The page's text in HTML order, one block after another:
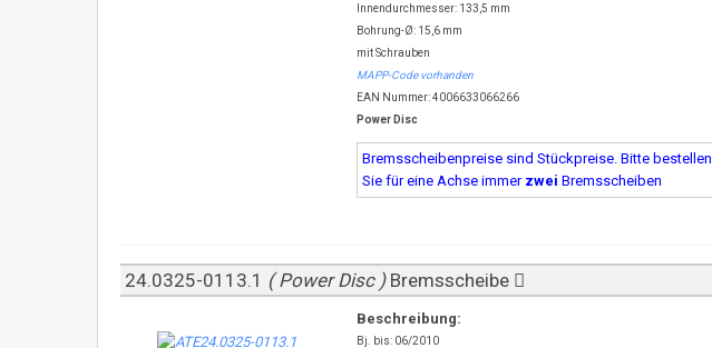
Innendurchmesser: 133,5 mm
Bohrung-Ø: 15,6 mm
mit Schrauben
MAPP-Code vorhanden
EAN Nummer: 4006633066266
Power Disc
Bremsscheibenpreise sind Stückpreise. Bitte bestellen
Sie für eine Achse immer zwei Bremsscheiben
24.0325-0113.1 ( Power Disc ) Bremsscheibe
Beschreibung:
Bj. bis: 06/2010